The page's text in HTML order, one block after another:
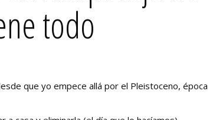
todo
que yo empece allá por el Pleistoceno, época